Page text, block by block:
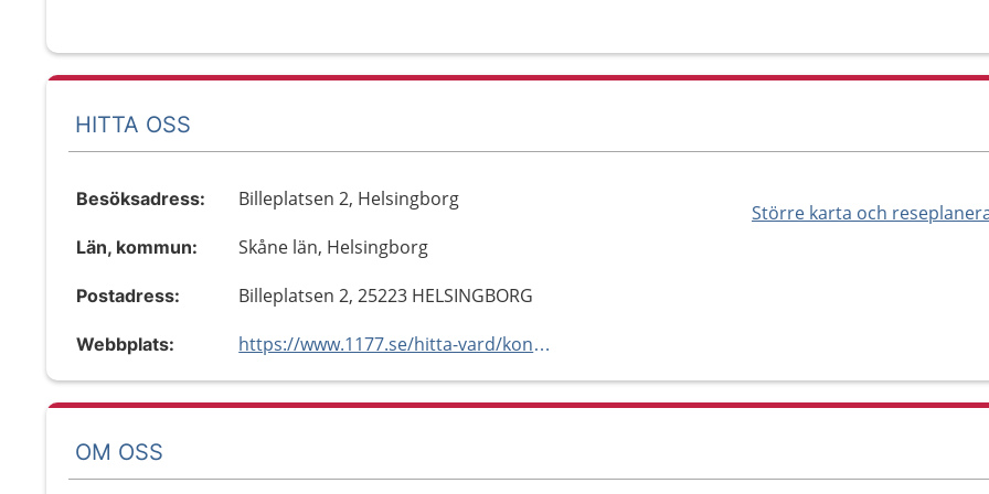
HITTA OSS
Större karta och
Besöksadress: Billeplatsen 2, Helsingborg
Län, kommun: Skåne län, Helsingborg
Postadress: Billeplatsen 2, 25223 HELSINGBORG
Webbplats: https://www.1177.se/hitta-vard/kontaktkort/Kramer-Conny-Helsingborg/
OM OSS